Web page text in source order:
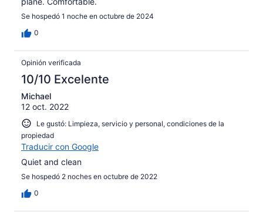
Se hospedó 1 noche en octubre de 2024
0
Opinión verificada
10/10 Excelente
Michael
12 oct. 2022
Le gustó: Limpieza, servicio y personal, condiciones de la
propiedad
Traducir con Google
Quiet and clean
Se hospedó 2 noches en octubre de 2022
0